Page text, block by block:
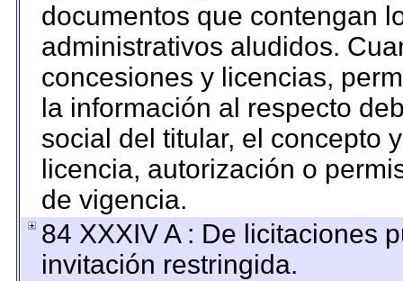
documentos que contengan
administrativos aludidos.
concesiones y licencias,
la información al respecto
social del titular, el concepto
licencia, autorización o
de vigencia.
84 XXXIV A : De licitaciones
invitación restringida.